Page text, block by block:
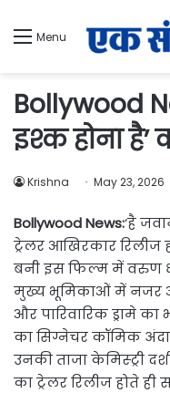
Menu
Bollywood
इश्क होना है’
Krishna May 23, 2026
Bollywood News:‘है
ट्रेलर आखिरकार रिलीज
बनी इस फिल्म में वरुण
मुख्य भूमिकाओं में नजर
और पारिवारिक ड्रामे
का सिग्नेचर कॉमिक
उनकी ताजा केमिस्ट्री
का ट्रेलर रिलीज होते ही